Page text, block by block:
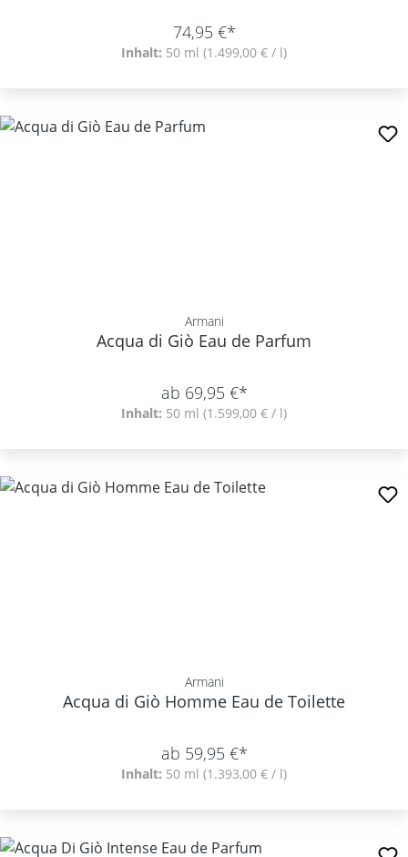
74,95 €*
Inhalt: 50 ml (1.499,00 € / l)
Armani
Acqua di Giò Eau de Parfum
ab 69,95 €*
Inhalt: 50 ml (1.599,00 € / l)
Armani
Acqua di Giò Homme Eau de Toilette
ab 59,95 €*
Inhalt: 50 ml (1.393,00 € / l)